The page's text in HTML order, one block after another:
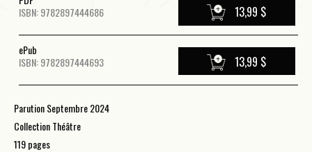
ISBN: 9782897444686
13,99 $
ePub
ISBN: 9782897444693
13,99 $
Parution Septembre 2024
Collection Théâtre
119 pages